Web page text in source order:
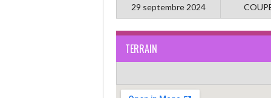
29 septembre 2024
TERRAIN